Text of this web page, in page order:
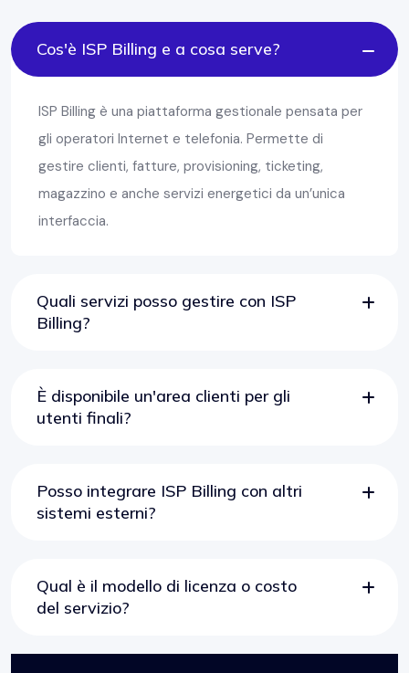
Cos'è ISP Billing e a cosa serve?
ISP Billing è una piattaforma gestionale pensata per
gli operatori Internet e telefonia. Permette di
gestire clienti, fatture, provisioning, ticketing,
magazzino e anche servizi energetici da un’unica
interfaccia.
Quali servizi posso gestire con ISP
Billing?
È disponibile un'area clienti per gli
utenti finali?
Posso integrare ISP Billing con altri
sistemi esterni?
Qual è il modello di licenza o costo
del servizio?